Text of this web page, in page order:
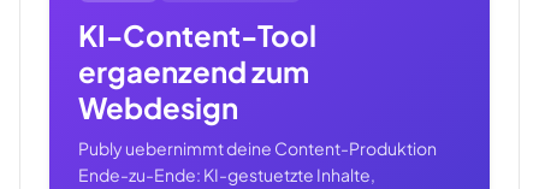
KI-Content-Tool
ergaenzend zum
Webdesign
Publy uebernimmt deine Content-Produktion
Ende-zu-Ende: KI-gestuetzte Inhalte,